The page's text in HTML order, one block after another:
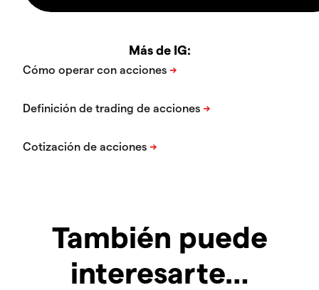
Más de IG:
También puede
interesarte…